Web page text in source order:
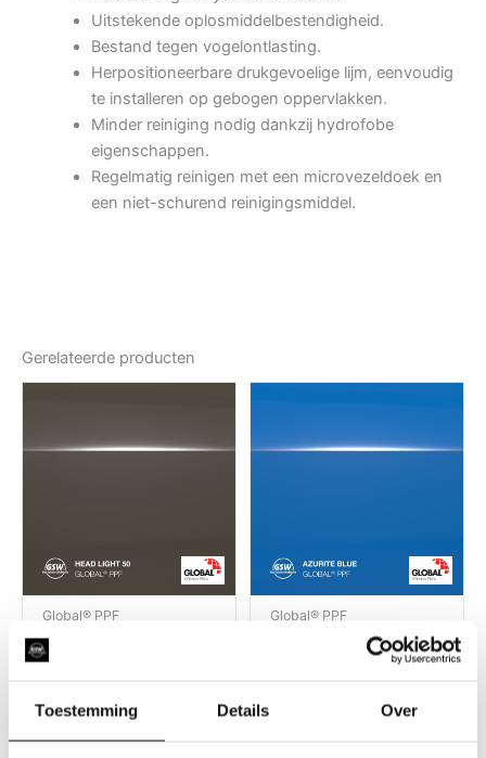
Toestemming Details Over
Uitstekende oplosmiddelbestendigheid.
Bestand tegen vogelontlasting.
Herpositioneerbare drukgevoelige lijm, eenvoudig
te installeren op gebogen oppervlakken.
Minder reiniging nodig dankzij hydrofobe
eigenschappen.
Regelmatig reinigen met een microvezeldoek en
een niet-schurend reinigingsmiddel.
Gerelateerde producten
Global® PPF
Global® PPF Head
binnen, buiten
Global® PPF
Global® PPF Azurite